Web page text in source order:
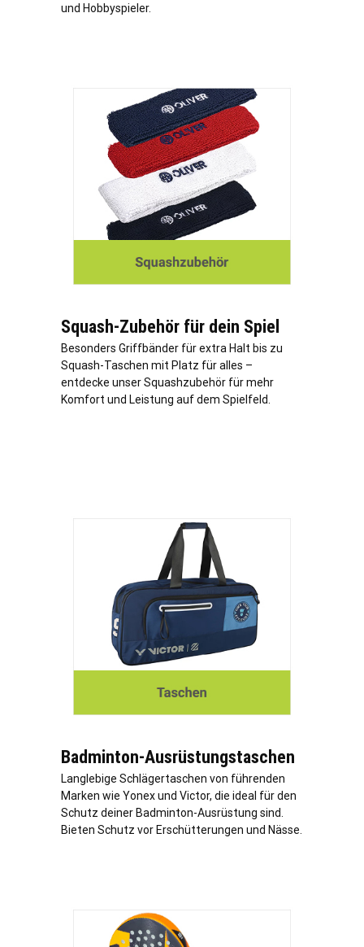
und Hobbyspieler.
Squash-Zubehör für dein Spiel
Besonders Griffbänder für extra Halt bis zu
Squash-Taschen mit Platz für alles –
entdecke unser Squashzubehör für mehr
Komfort und Leistung auf dem Spielfeld.
Badminton-Ausrüstungstaschen
Langlebige Schlägertaschen von führenden
Marken wie Yonex und Victor, die ideal für den
Schutz deiner Badminton-Ausrüstung sind.
Bieten Schutz vor Erschütterungen und Nässe.